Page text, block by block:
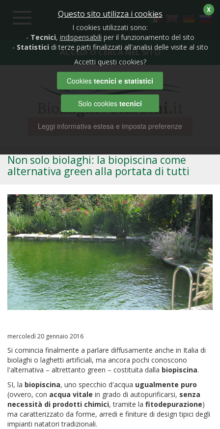
Toggle
navigation
ACCEDI O CERCA NEL SITO
Non solo biolaghi: la biopiscina come
alternativa green alla portata di tutti
mercoledì 20 gennaio 2016
Si comincia finalmente a parlare diffusamente anche in Italia di
biolaghi o laghetti artificiali, ma ancora pochi conoscono
l'alternativa – altrettanto green – costituita dalla biopiscina.
SI, la biopiscina, uno specchio d'acqua ugualmente puro
(ovvero, con acqua vitale in grado di autopurificarsi, senza
necessità di prodotti chimici, tramite la fitodepurazione)
ma caratterizzato da forme, arredi e finiture di design tipici degli
impianti natatori tradizionali.
X
Questo sito utilizza i cookies
I cookies utilizzati sono:
- Tecnici, indispensabili per il funzionamento del sito
- Statistici di terze parti finalizzati all'analisi delle visite al sito
Accetti questi cookies?
Cookies tecnici e statistici
Solo cookies tecnici
Leggi informativa estesa e imposta preferenze